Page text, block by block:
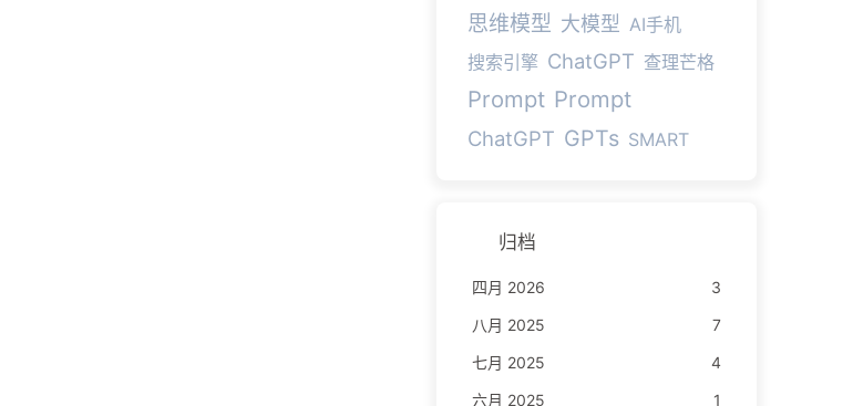
思维模型 大模型 AI手机
搜索引擎 ChatGPT 查理芒格
Prompt Prompt
ChatGPT GPTs SMART
归档
四月 2026
3
八月 2025
7
七月 2025
4
六月 2025
1